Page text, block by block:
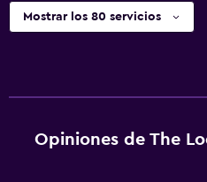
Mostrar los 80 servicios
Opiniones de The